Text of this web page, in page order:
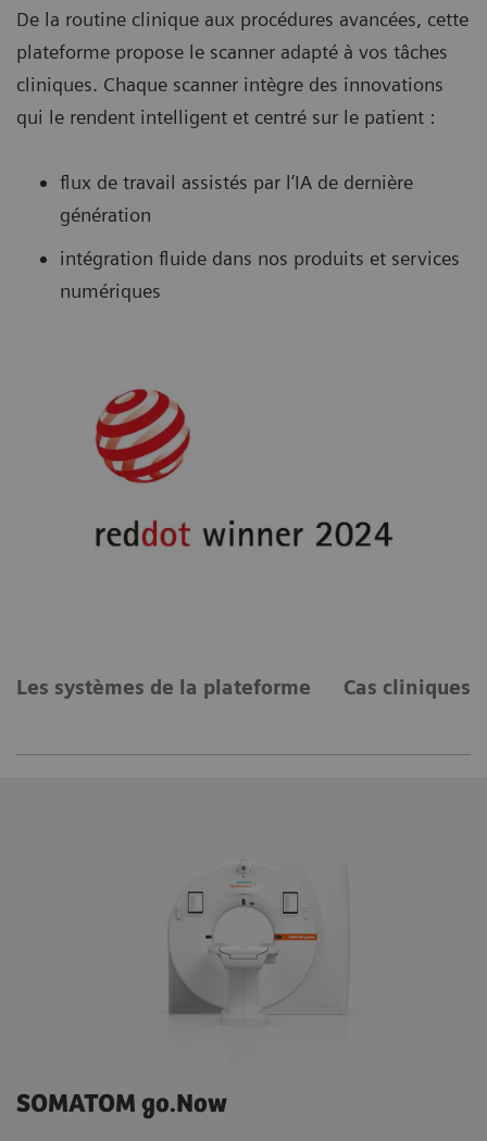
De la routine clinique aux procédures avancées, cette
plateforme propose le scanner adapté à vos tâches
cliniques. Chaque scanner intègre des innovations
qui le rendent intelligent et centré sur le patient :
flux de travail assistés par l’IA de dernière
génération
intégration fluide dans nos produits et services
numériques
Les systèmes de la plateforme Cas cliniques
SOMATOM go.Now